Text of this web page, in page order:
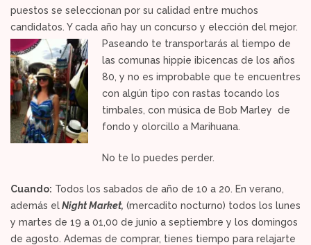
puestos se seleccionan por su calidad entre muchos
candidatos. Y cada año hay un concurso y elección del mejor.
Paseando te transportarás al tiempo de
las comunas hippie ibicencas de los años
80, y no es improbable que te encuentres
con algún tipo con rastas tocando los
timbales, con música de Bob Marley de
fondo y olorcillo a Marihuana.
No te lo puedes perder.
Cuando: Todos los sabados de año de 10 a 20. En verano,
además elNight Market, (mercadito nocturno) todos los lunes
y martes de 19 a 01,00 de junio a septiembre y los domingos
de agosto. Ademas de comprar, tienes tiempo para relajarte